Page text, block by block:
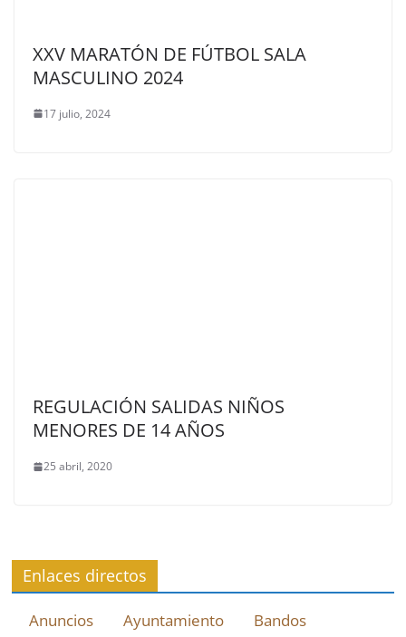
XXV MARATÓN DE FÚTBOL SALA
MASCULINO 2024
17 julio, 2024
REGULACIÓN SALIDAS NIÑOS
MENORES DE 14 AÑOS
25 abril, 2020
Enlaces directos
Anuncios Ayuntamiento
Bandos